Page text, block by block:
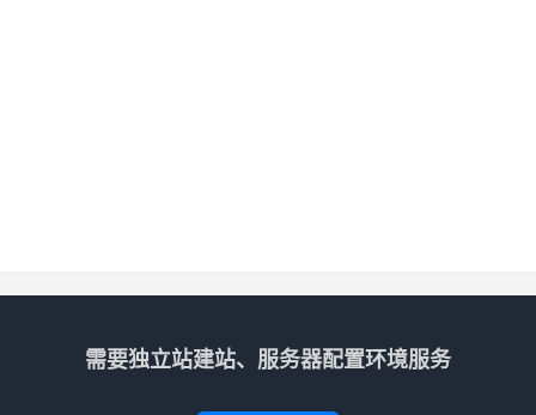
需要独立站建站、服务器配置环境服务